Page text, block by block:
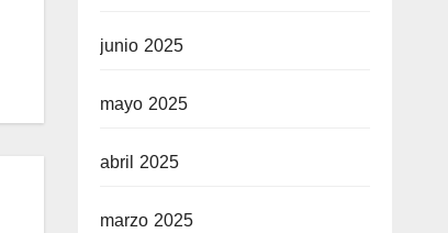
junio 2025
mayo 2025
abril 2025
marzo 2025